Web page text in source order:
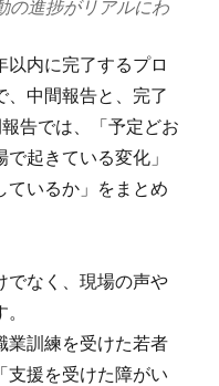
の進捗がリアルにわ
以内に完了するプロ
、中間報告と、完了
告では、「予定どお
起きている変化」
ているか」をまとめ
でなく、現場の声や
業訓練を受けた若者
支援を受けた障がい